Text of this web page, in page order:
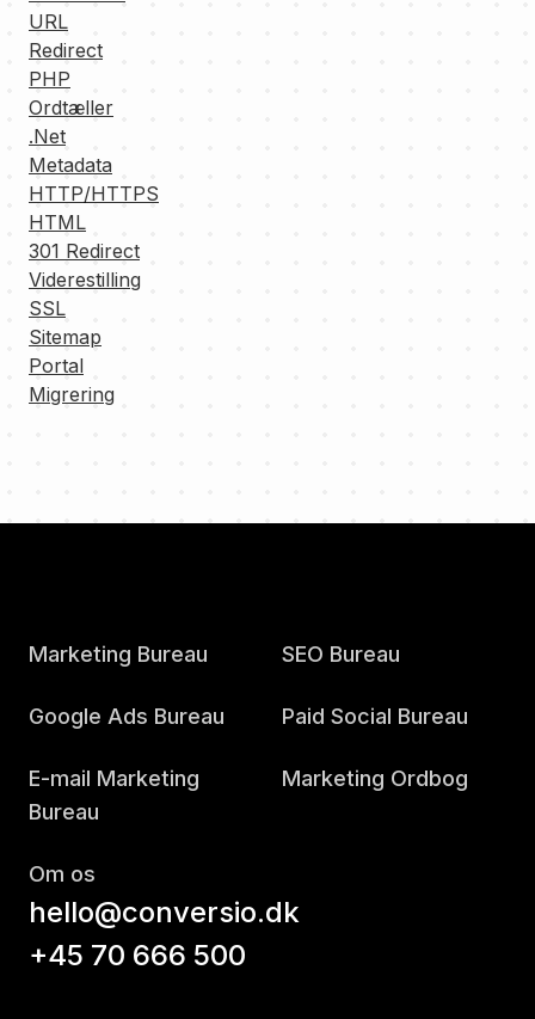
URL
Redirect
PHP
Ordtæller
.Net
Metadata
HTTP/HTTPS
HTML
301 Redirect
Viderestilling
SSL
Sitemap
Portal
Migrering
Marketing Bureau SEO Bureau
Google Ads Bureau Paid Social Bureau
E-mail Marketing
Bureau
Marketing Ordbog
Om os
hello@conversio.dk
+45 70 666 500